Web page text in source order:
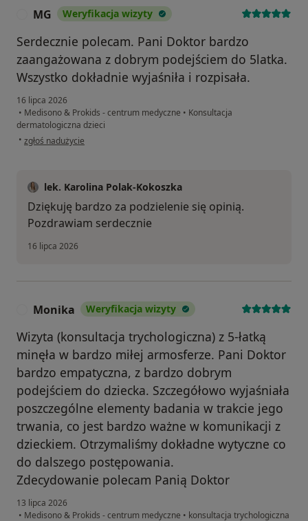
MG Weryfikacja wizyty
Serdecznie polecam. Pani Doktor bardzo
zaangażowana z dobrym podejściem do 5latka.
Wszystko dokładnie wyjaśniła i rozpisała.
16 lipca 2026
• Medisono & Prokids - centrum medyczne • Konsultacja
dermatologiczna dzieci
• w opinii użytkownika MG
zgłoś nadużycie
lek. Karolina Polak-Kokoszka
Dziękuję bardzo za podzielenie się opinią.
Pozdrawiam serdecznie
16 lipca 2026
Monika Weryfikacja wizyty
Wizyta (konsultacja trychologiczna) z 5-łatką
minęła w bardzo miłej armosferze. Pani Doktor
bardzo empatyczna, z bardzo dobrym
podejściem do dziecka. Szczegółowo wyjaśniała
poszczególne elementy badania w trakcie jego
trwania, co jest bardzo ważne w komunikacji z
dzieckiem. Otrzymaliśmy dokładne wytyczne co
do dalszego postępowania.
Zdecydowanie polecam Panią Doktor
13 lipca 2026
• Medisono & Prokids - centrum medyczne • konsultacja trychologiczna